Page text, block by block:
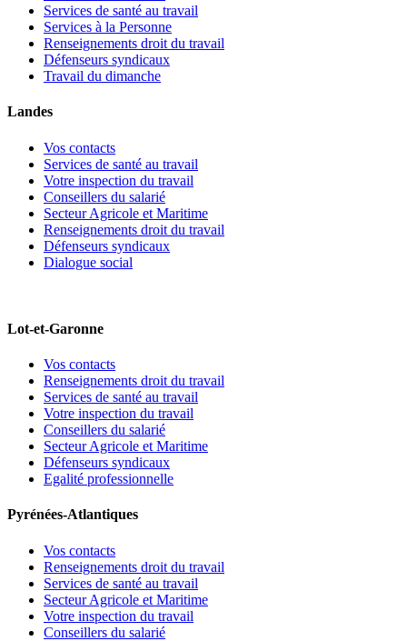
Services de santé au travail
Services à la Personne
Renseignements droit du travail
Défenseurs syndicaux
Travail du dimanche
Landes
Vos contacts
Services de santé au travail
Votre inspection du travail
Conseillers du salarié
Secteur Agricole et Maritime
Renseignements droit du travail
Défenseurs syndicaux
Dialogue social
Lot-et-Garonne
Vos contacts
Renseignements droit du travail
Services de santé au travail
Votre inspection du travail
Conseillers du salarié
Secteur Agricole et Maritime
Défenseurs syndicaux
Egalité professionnelle
Pyrénées-Atlantiques
Vos contacts
Renseignements droit du travail
Services de santé au travail
Secteur Agricole et Maritime
Votre inspection du travail
Conseillers du salarié